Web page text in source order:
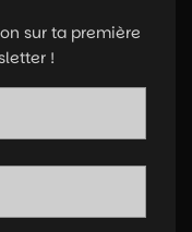
sur ta première
!